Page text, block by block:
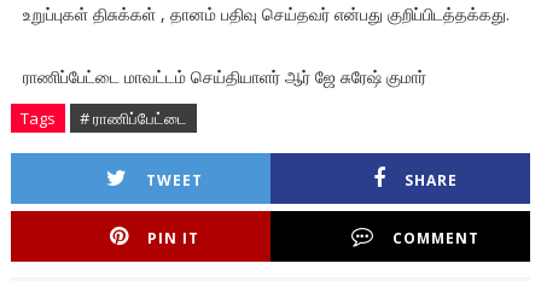
உறுப்புகள் திசுக்கள் , தானம் பதிவு செய்தவர் என்பது குறிப்பிடத்தக்கது.
ராணிப்பேட்டை மாவட்டம் செய்தியாளர் ஆர் ஜே சுரேஷ் குமார்
Tags # ராணிப்பேட்டை
TWEET SHARE
PIN IT COMMENT